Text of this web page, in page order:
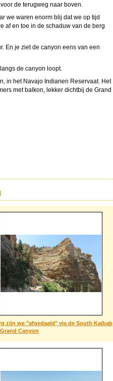
de terugweg naar boven.
we waren enorm blij dat we op tijd
af en toe in de schaduw van de berg
En je ziet de canyon eens van een
de canyon loopt.
in het Navajo Indianen Reservaat. Het
met balkon, lekker dichtbij de Grand
zijn we "afgedaald" via de South Kaibab
Canyon